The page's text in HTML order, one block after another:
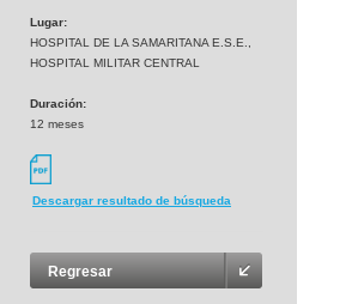
Lugar:
HOSPITAL DE LA SAMARITANA E.S.E.,
HOSPITAL MILITAR CENTRAL
Duración:
12 meses
Descargar resultado de búsqueda
Regresar